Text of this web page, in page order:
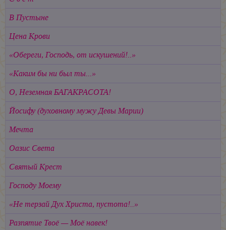
В Пустыне
Цена Крови
«Обереги, Господь, от искушений!..»
«Каким бы ни был ты...»
О, Неземная БАГАКРАСОТА!
Йосифу (духовному мужу Девы Марии)
Мечта
Оазис Света
Святый Крест
Господу Моему
«Не терзай Дух Христа, пустота!..»
Разпятие Твоё — Моё навек!